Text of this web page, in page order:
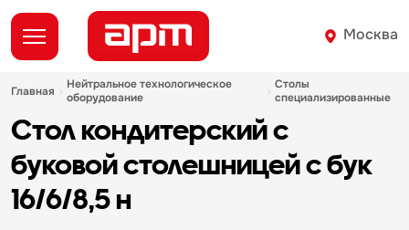
Москва
главная
нейтральное технологическое
оборудование
столы
специализированные
стол кондитерский с
буковой столешницей с бук
16/6/8,5 н